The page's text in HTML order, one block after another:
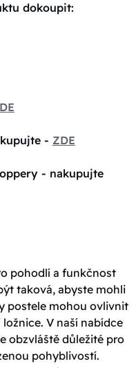
dokoupit:
- ZDE
- nakupujte
pohodlí a funkčnost
taková, abyste mohli
postele mohou ovlivnit
V naší nabídce
obzvláště důležité pro
pohyblivostí.